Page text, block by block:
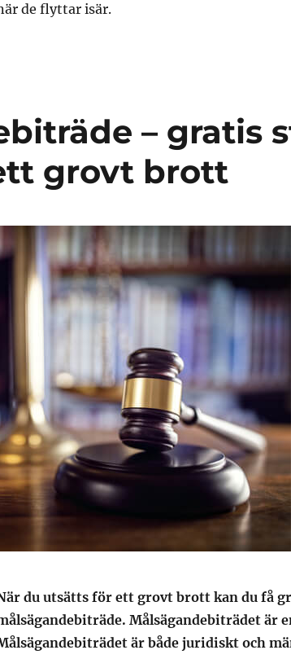
de flyttar isär.
– gratis
grovt brott
du utsätts för ett grovt brott kan du få
Målsägandebiträdet är
är både juridiskt och